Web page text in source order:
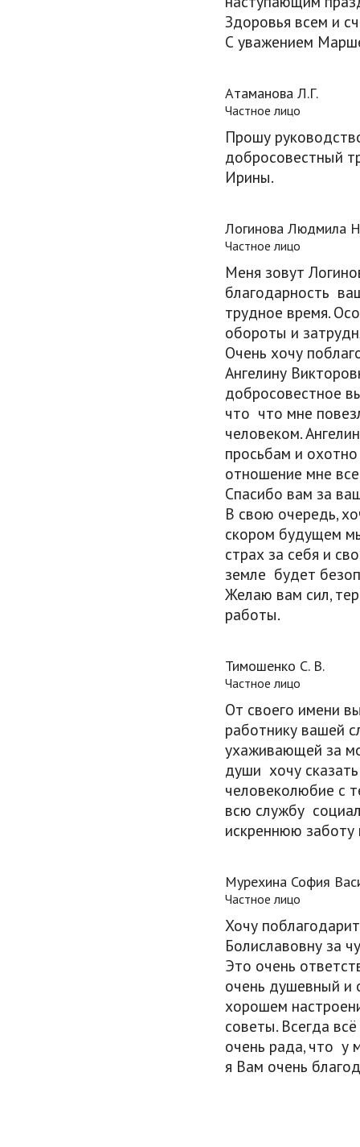
Здоровья всем и
С уважением
Атаманова Л.Г.
Частное лицо
Прошу
добросовестный
Ирины.
Логинова Людмила
Частное лицо
Меня зовут
благодарность
трудное время.
обороты и
Очень хочу
Ангелину
добросовестное
что что мне
человеком.
просьбам и
отношение мне
Спасибо вам за
В свою очередь,
скором будущем
страх за себя и
земле будет
Желаю вам сил,
работы.
Тимошенко С. В.
Частное лицо
От своего имени
работнику вашей
ухаживающей за
души хочу
человеколюбие с
всю службу
искреннюю заботу
Мурехина София
Частное лицо
Хочу
Болиславовну за
Это очень
очень душевный и
хорошем
советы. Всегда
очень рада, что у
я Вам очень